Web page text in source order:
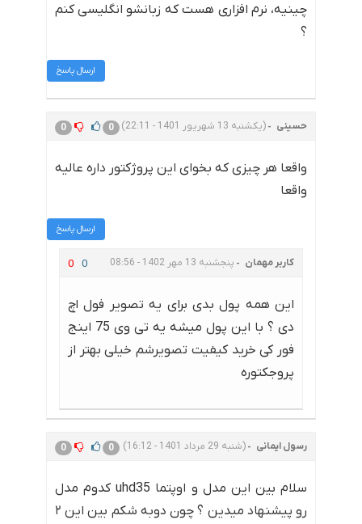
چینیه، نرم افزاری هست که زبانشو انگلیسی کنم
؟
ارسال پاسخ
حسینی (یکشنبه 13 شهریور 1401 - 22:11) 0 0
واقعا هر چیزی که بخوای این پروژکتور داره عالیه
واقعا
ارسال پاسخ
کاربر مهمان پنجشنبه 13 مهر 1402 - 08:56 0 0
این همه پول بدی برای یه تصویر فول اچ
دی ؟ با این پول میشه یه تی وی 75 اینج
فور کی خرید کیفیت تصویرشم خیلی بهتر از
پروجکتوره
رسول ایمانی (شنبه 29 مرداد 1401 - 16:12) 0 0
سلام بین این مدل و اوپتما uhd35 کدوم مدل
رو پیشنهاد میدین ؟ چون دوبه شکم بین این ۲